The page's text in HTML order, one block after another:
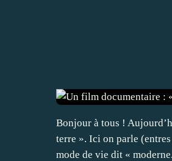
Bonjour à tous !
terre ». Ici on parle
mode de vie dit «